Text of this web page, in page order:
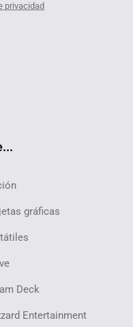
privacidad
gráficas
Deck
Entertainment